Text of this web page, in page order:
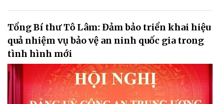
Tổng Bí thư Tô Lâm: Đảm bảo triển khai hiệu
quả nhiệm vụ bảo vệ an ninh quốc gia trong
tình hình mới